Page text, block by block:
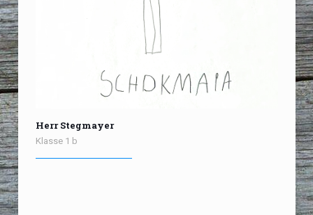
Herr Stegmayer
Klasse 1 b